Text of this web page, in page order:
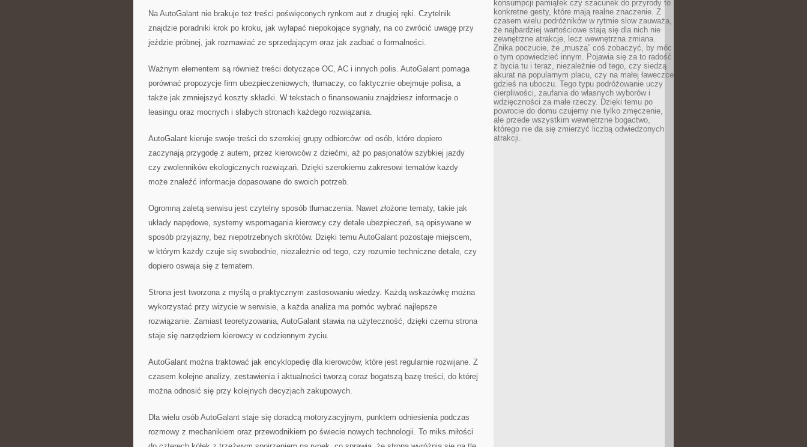
Na AutoGalant nie brakuje też treści poświęconych rynkom aut z drugiej ręki. Czytelnik
znajdzie poradniki krok po kroku, jak wyłapać niepokojące sygnały, na co zwrócić uwagę przy
jeździe próbnej, jak rozmawiać ze sprzedającym oraz jak zadbać o formalności.
Ważnym elementem są również treści dotyczące OC, AC i innych polis. AutoGalant pomaga
porównać propozycje firm ubezpieczeniowych, tłumaczy, co faktycznie obejmuje polisa, a
także jak zmniejszyć koszty składki. W tekstach o finansowaniu znajdziesz informacje o
leasingu oraz mocnych i słabych stronach każdego rozwiązania.
AutoGalant kieruje swoje treści do szerokiej grupy odbiorców: od osób, które dopiero
zaczynają przygodę z autem, przez kierowców z dziećmi, aż po pasjonatów szybkiej jazdy
czy zwolenników ekologicznych rozwiązań. Dzięki szerokiemu zakresowi tematów każdy
może znaleźć informacje dopasowane do swoich potrzeb.
Ogromną zaletą serwisu jest czytelny sposób tłumaczenia. Nawet złożone tematy, takie jak
układy napędowe, systemy wspomagania kierowcy czy detale ubezpieczeń, są opisywane w
sposób przyjazny, bez niepotrzebnych skrótów. Dzięki temu AutoGalant pozostaje miejscem,
w którym każdy czuje się swobodnie, niezależnie od tego, czy rozumie techniczne detale, czy
dopiero oswaja się z tematem.
Strona jest tworzona z myślą o praktycznym zastosowaniu wiedzy. Każdą wskazówkę można
wykorzystać przy wizycie w serwisie, a każda analiza ma pomóc wybrać najlepsze
rozwiązanie. Zamiast teoretyzowania, AutoGalant stawia na użyteczność, dzięki czemu strona
staje się narzędziem kierowcy w codziennym życiu.
AutoGalant można traktować jak encyklopedię dla kierowców, które jest regularnie rozwijane. Z
czasem kolejne analizy, zestawienia i aktualności tworzą coraz bogatszą bazę treści, do której
można odnosić się przy kolejnych decyzjach zakupowych.
Dla wielu osób AutoGalant staje się doradcą motoryzacyjnym, punktem odniesienia podczas
rozmowy z mechanikiem oraz przewodnikiem po świecie nowych technologii. To miks miłości
konsumpcji pamiątek czy szacunek do przyrody to
konkretne gesty, które mają realne znaczenie. Z
czasem wielu podróżników w rytmie slow zauważa,
że najbardziej wartościowe stają się dla nich nie
zewnętrzne atrakcje, lecz wewnętrzna zmiana.
Znika poczucie, że „muszą” coś zobaczyć, by móc
o tym opowiedzieć innym. Pojawia się za to radość
z bycia tu i teraz, niezależnie od tego, czy siedzą
akurat na popularnym placu, czy na małej ławeczce
gdzieś na uboczu. Tego typu podróżowanie uczy
cierpliwości, zaufania do własnych wyborów i
wdzięczności za małe rzeczy. Dzięki temu po
powrocie do domu czujemy nie tylko zmęczenie,
ale przede wszystkim wewnętrzne bogactwo,
którego nie da się zmierzyć liczbą odwiedzonych
atrakcji.